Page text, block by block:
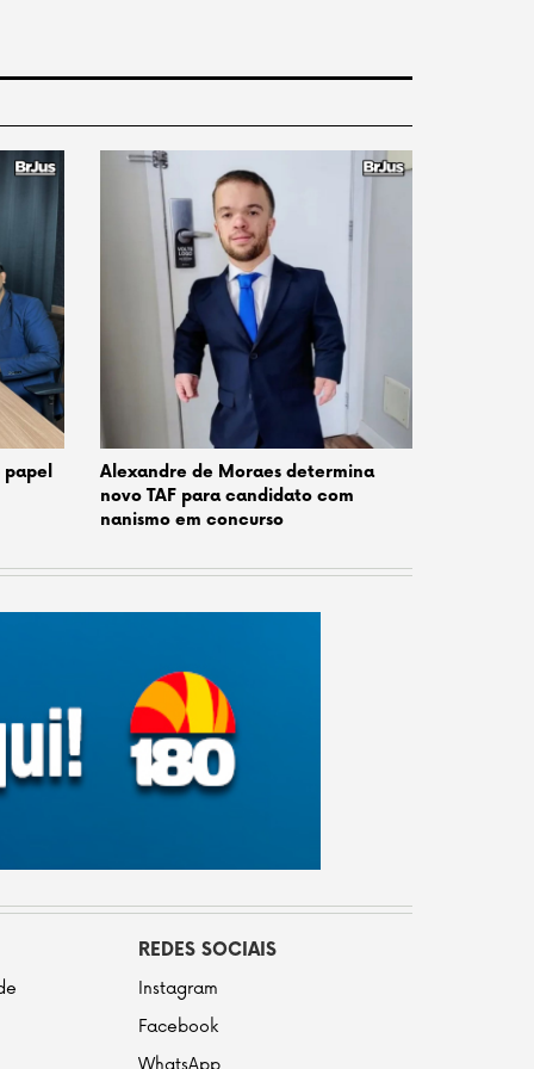
Alexandre de Moraes determina
novo TAF para candidato com
nanismo em concurso
REDES SOCIAIS
Instagram
Facebook